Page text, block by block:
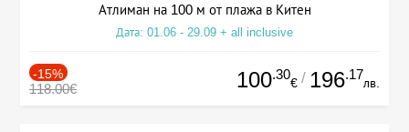
Атлиман на 100 м от плажа в Китен
Дата: 01.06 - 29.09 + all inclusive
-15%
118.00€ 100.30
€ / 196.17
лв.